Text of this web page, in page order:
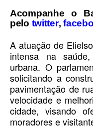
Acompanhe o
pelo twitter,
A atuação de
intensa na
urbana. O
solicitando a
pavimentação de
velocidade e
cidade, visando
moradores e